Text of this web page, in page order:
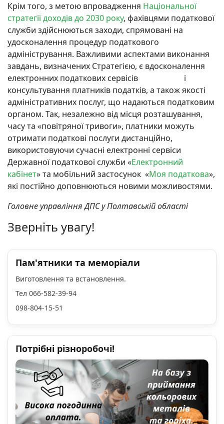
Крім того, з метою впровадження Національної
стратегії доходів до 2030 року, фахівцями податкової
служби здійснюються заходи, спрямовані на
удосконалення процедур податкового
адміністрування. Важливими аспектами виконання
завдань, визначених Стратегією, є вдосконалення
електронних податкових сервісів і
консультування платників податків, а також якості
адміністративних послуг, що надаються податковим
органом. Так, незалежно від місця розташування,
часу та «повітряної тривоги», платники можуть
отримати податкові послуги дистанційно,
використовуючи сучасні електронні сервіси
Державної податкової служби «Електронний
кабінет» та мобільний застосунок «Моя податкова»,
які постійно доповнюються новими можливостями.
Головне управління ДПС у Полтавській області
Зверніть увагу!
Пам'ятники та меморіали
Виготовлення та встановлення.
Тел 066-582-39-94
098-804-15-51
Потрібні різноробочі!